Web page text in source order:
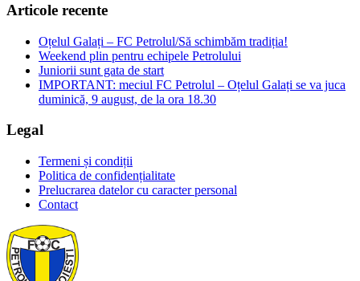
Articole recente
Oțelul Galați – FC Petrolul/Să schimbăm tradiția!
Weekend plin pentru echipele Petrolului
Juniorii sunt gata de start
IMPORTANT: meciul FC Petrolul – Oțelul Galați se va juca
duminică, 9 august, de la ora 18.30
Legal
Termeni și condiții
Politica de confidențialitate
Prelucrarea datelor cu caracter personal
Contact